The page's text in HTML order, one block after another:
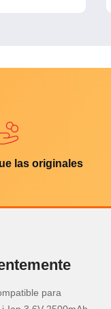
las originales
para